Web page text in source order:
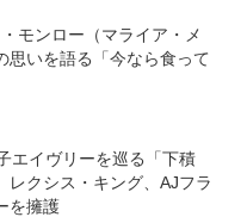
・モンロー（マライア・メ
思いを語る「今なら食って
エイヴリーを巡る「下積
レクシス・キング、AJフラ
を擁護